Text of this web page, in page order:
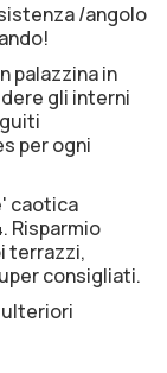
/angolo
palazzina in
gli interni
per ogni
caotica
Risparmio
terrazzi,
consigliati.
ulteriori